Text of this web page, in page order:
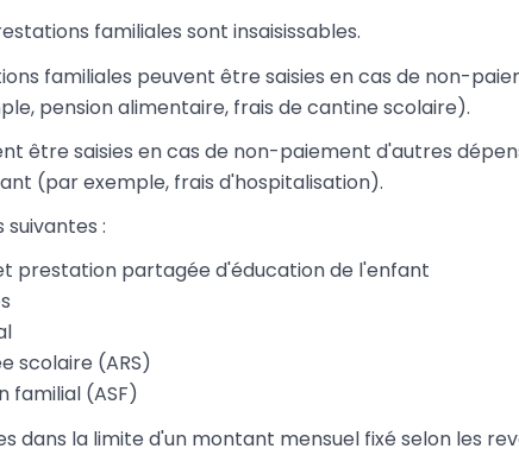
familiales sont insaisissables.
familiales peuvent être saisies en cas de non-
pension alimentaire, frais de cantine scolaire).
être saisies en cas de non-paiement d'autres
(par exemple, frais d'hospitalisation).
:
prestation partagée d'éducation de l'enfant
scolaire (ARS)
familial (ASF)
dans la limite d'un montant mensuel fixé selon les